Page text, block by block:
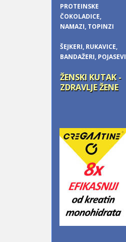
PROTEINSKE
ČOKOLADICE,
NAMAZI, TOPINZI
ŠEJKERI, RUKAVICE,
BANDAŽERI, POJASEVI
ŽENSKI KUTAK -
ZDRAVLJE ŽENE